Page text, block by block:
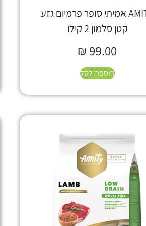
AMITY אמיתי סופר פרמיום גזע
קטן סלמון 2 קילו
₪ 99.00
הוספה לסל